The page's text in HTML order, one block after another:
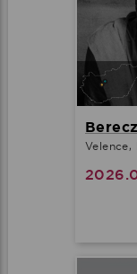
Velence,